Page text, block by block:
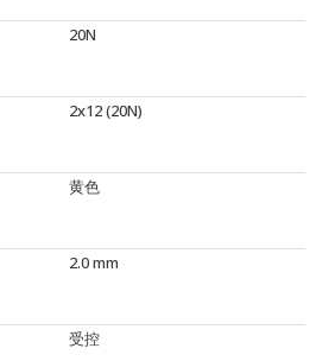
20N
2x12 (20N)
黄色
2.0 mm
受控